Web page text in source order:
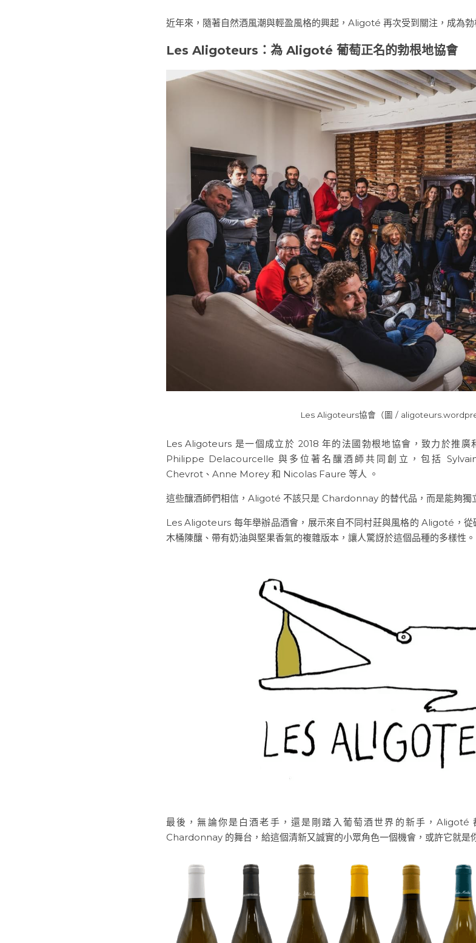
近年來，隨著自然酒風潮與輕盈風格的興起，Aligoté 再次受到關注，成為勃
Les Aligoteurs：為 Aligoté 葡萄正名的勃根地協會
Les Aligoteurs協會（圖 /
Les Aligoteurs 是一個成立於 2018 年的法國勃根地協會，致力於推
Philippe Delacourcelle 與多位著名釀酒師共同創立，包括
Chevrot、Anne Morey 和 Nicolas Faure 等人 。
這些釀酒師們相信，Aligoté 不該只是 Chardonnay 的替代品，而是能夠獨
Les Aligoteurs 每年舉辦品酒會，展示來自不同村莊與風格的 Aligoté，從
木桶陳釀、帶有奶油與堅果香氣的複雜版本，讓人驚訝於這個品種的多樣性。
最後，無論你是白酒老手，還是剛踏入葡萄酒世界的新手，Aligoté
Chardonnay 的舞台，給這個清新又誠實的小眾角色一個機會，或許它就是